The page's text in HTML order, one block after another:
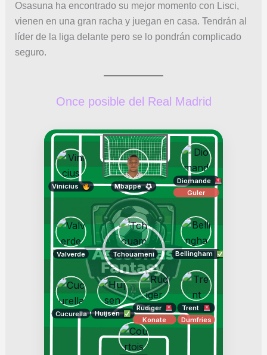
Osasuna ha encontrado su mejor momento con Lisci,
vienen en una gran racha y juegan en casa. Tendrán al
líder de la liga delante pero se lo pondrán complicado
seguro.
Once posible del Real Madrid
Cucurella Huijsen
Rudiger
Konate
Trent
Dumfries
Valverde Tchouameni Bellingham
Vinicius Mbappé
Diomande
Guler